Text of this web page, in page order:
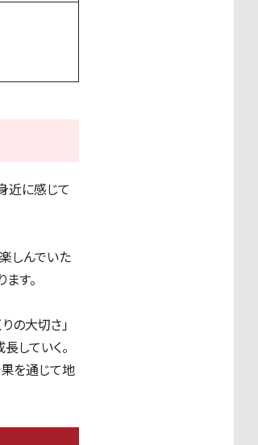
近に感じて
しんでいた
す。
の大切さ」
していく。
を通じて地